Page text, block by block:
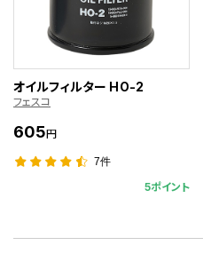
オイルフィルター HO-2
フェスコ
605円
7件
5ポイント